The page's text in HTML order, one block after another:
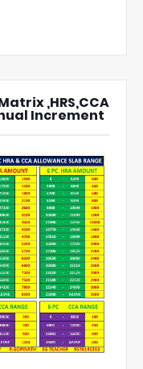
,HRS,CCA
Increment